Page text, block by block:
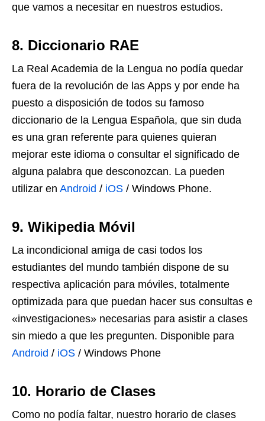
que vamos a necesitar en nuestros estudios.
8. Diccionario RAE
La Real Academia de la Lengua no podía quedar
fuera de la revolución de las Apps y por ende ha
puesto a disposición de todos su famoso
diccionario de la Lengua Española, que sin duda
es una gran referente para quienes quieran
mejorar este idioma o consultar el significado de
alguna palabra que desconozcan. La pueden
utilizar en Android / iOS / Windows Phone.
9. Wikipedia Móvil
La incondicional amiga de casi todos los
estudiantes del mundo también dispone de su
respectiva aplicación para móviles, totalmente
optimizada para que puedan hacer sus consultas e
«investigaciones» necesarias para asistir a clases
sin miedo a que les pregunten. Disponible para
Android / iOS / Windows Phone
10. Horario de Clases
Como no podía faltar, nuestro horario de clases